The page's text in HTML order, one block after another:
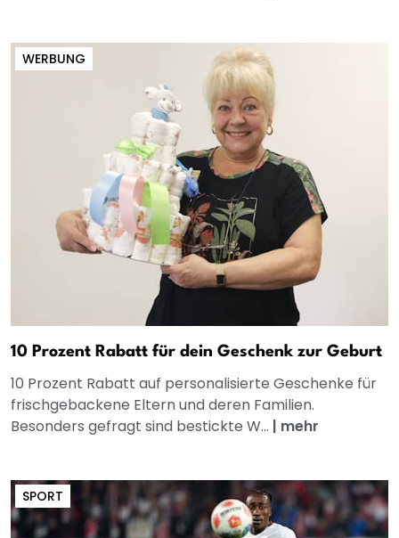
WERBUNG
10 Prozent Rabatt für dein Geschenk zur Geburt
10 Prozent Rabatt auf personalisierte Geschenke für
frischgebackene Eltern und deren Familien.
Besonders gefragt sind bestickte W... | mehr
SPORT